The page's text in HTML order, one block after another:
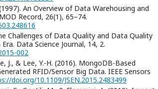
An Overview of Data Warehousing and
Record, 26(1), 65–74.
Challenges of Data Quality and Data Quality
Data Science Journal, 14, 2.
002
J., & Lee, Y.-H. (2016). MongoDB-Based
RFID/Sensor Big Data. IEEE Sensors
doi.org/10.1109/JSEN.2015.2483499